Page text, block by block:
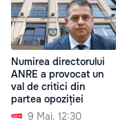
Numirea directorului
ANRE a provocat un
val de critici din
partea opoziției
9 Mai. 12:30